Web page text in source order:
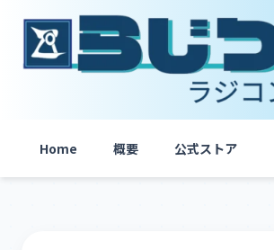
Home 概要 公式ストア